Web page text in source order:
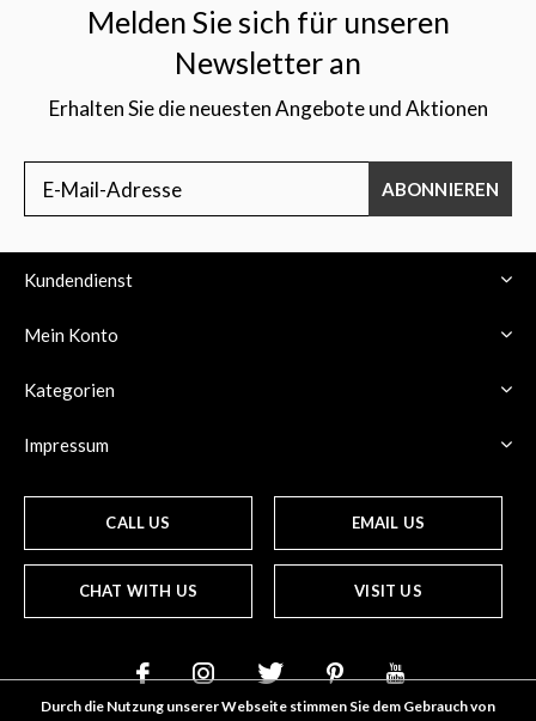
Melden Sie sich für unseren
Newsletter an
Erhalten Sie die neuesten Angebote und Aktionen
ABONNIEREN
Kundendienst
Mein Konto
Kategorien
Impressum
CALL US EMAIL US
CHAT WITH US VISIT US
Durch die Nutzung unserer Webseite stimmen Sie dem Gebrauch von